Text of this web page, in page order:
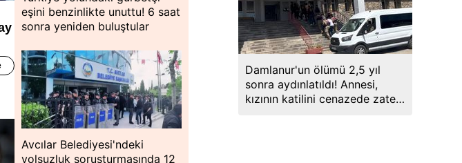
eşini benzinlikte unuttu! 6 saat
sonra yeniden buluştular
Avcılar Belediyesi'ndeki
yolsuzluk soruşturmasında 12
Damlanur'un ölümü 2,5 yıl
sonra aydınlatıldı! Annesi,
kızının katilini cenazede zaten